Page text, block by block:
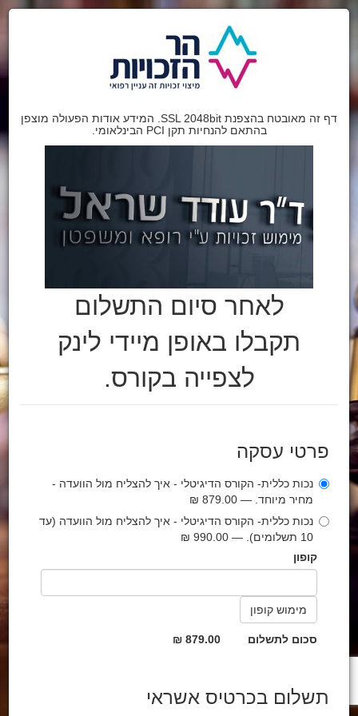
דף זה מאובטח בהצפנת SSL 2048bit. המידע אודות הפעולה מוצפן
בהתאם להנחיות תקן PCI הבינלאומי.
לאחר סיום התשלום
תקבלו באופן מיידי לינק
לצפייה בקורס.
פרטי עסקה
נכות כללית- הקורס הדיגיטלי - איך להצליח מול הוועדה -
מחיר מיוחד. — 879.00 ₪
נכות כללית- הקורס הדיגיטלי - איך להצליח מול הוועדה (עד
10 תשלומים). — 990.00 ₪
קופון
סכום לתשלום 879.00 ₪
תשלום בכרטיס אשראי